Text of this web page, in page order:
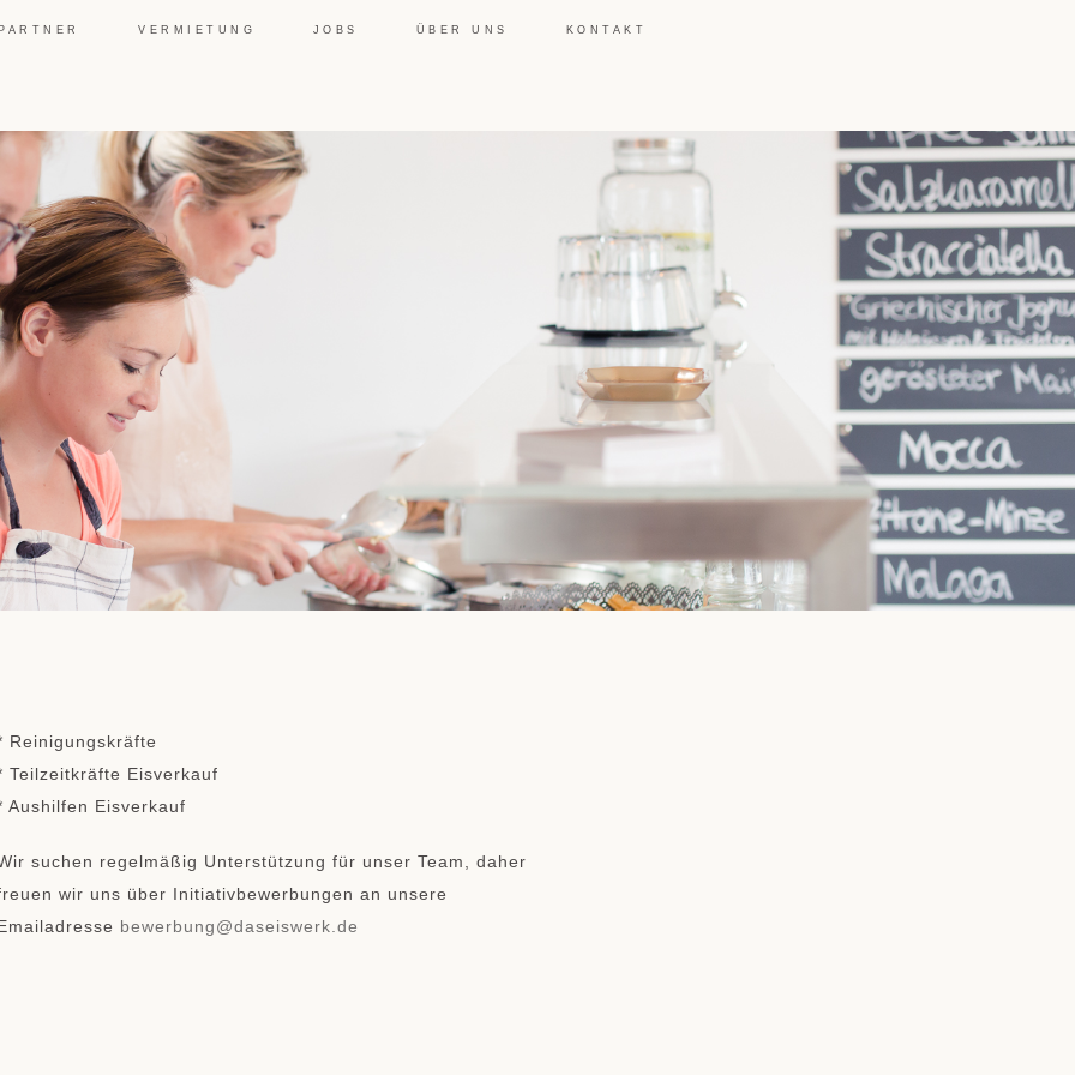
PARTNER VERMIETUNG JOBS ÜBER UNS KONTAKT
Reinigungskräfte
Teilzeitkräfte Eisverkauf
Aushilfen Eisverkauf
suchen regelmäßig Unterstützung für unser Team, daher
wir uns über Initiativbewerbungen an unsere
Emailadresse bewerbung@daseiswerk.de